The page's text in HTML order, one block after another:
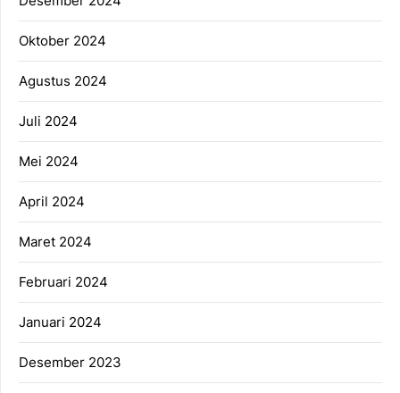
Oktober 2024
Agustus 2024
Juli 2024
Mei 2024
April 2024
Maret 2024
Februari 2024
Januari 2024
Desember 2023